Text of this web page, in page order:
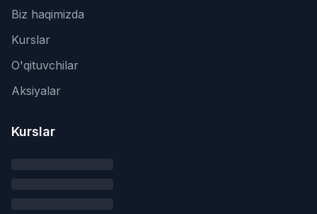
Biz haqimizda
Kurslar
O'qituvchilar
Aksiyalar
Kurslar